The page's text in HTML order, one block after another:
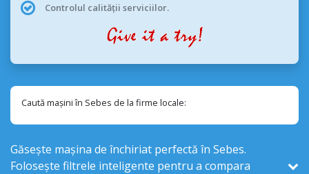
Controlul calității serviciilor.
Caută mașini în Sebes de la firme locale:
Găsește mașina de închiriat perfectă în Sebes.
Folosește filtrele inteligente pentru a compara